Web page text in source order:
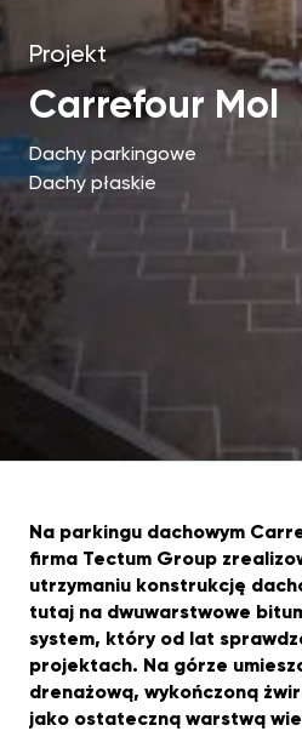
Projekt
Carrefour Mol
Dachy parkingowe
Dachy płaskie
Na parkingu dachowym
firma Tectum Group
utrzymaniu konstrukcję
tutaj na dwuwarstwowe
system, który od lat
projektach. Na górze
drenażową, wykończoną
jako ostateczną warstwą